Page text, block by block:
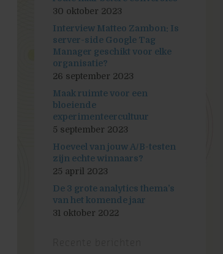
30 oktober 2023
Interview Matteo Zambon: Is
server-side Google Tag
Manager geschikt voor elke
organisatie?
26 september 2023
Maak ruimte voor een
bloeiende
experimenteercultuur
5 september 2023
Hoeveel van jouw A/B-testen
zijn echte winnaars?
25 april 2023
De 3 grote analytics thema’s
van het komende jaar
31 oktober 2022